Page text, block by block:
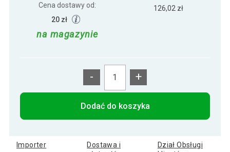
Cena dostawy od:
20 zł
na magazynie
126,02 zł
- +
Dodać do koszyka
Importer
Dostawa i
Dział Obsługi